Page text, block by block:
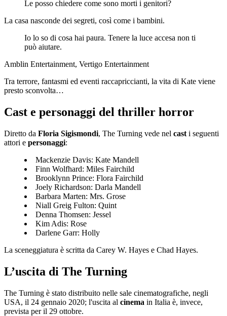
Le posso chiedere come sono morti i genitori?
La casa nasconde dei segreti, così come i bambini.
Io lo so di cosa hai paura. Tenere la luce accesa non ti
può aiutare.
Amblin Entertainment, Vertigo Entertainment
Tra terrore, fantasmi ed eventi raccapriccianti, la vita di Kate viene
presto sconvolta…
Cast e personaggi del thriller horror
Diretto da Floria Sigismondi, The Turning vede nel cast i seguenti
attori e personaggi:
Mackenzie Davis: Kate Mandell
Finn Wolfhard: Miles Fairchild
Brooklynn Prince: Flora Fairchild
Joely Richardson: Darla Mandell
Barbara Marten: Mrs. Grose
Niall Greig Fulton: Quint
Denna Thomsen: Jessel
Kim Adis: Rose
Darlene Garr: Holly
La sceneggiatura è scritta da Carey W. Hayes e Chad Hayes.
L’uscita di The Turning
The Turning è stato distribuito nelle sale cinematografiche, negli
USA, il 24 gennaio 2020; l'uscita al cinema in Italia è, invece,
prevista per il 29 ottobre.